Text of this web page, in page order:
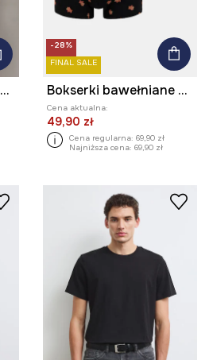
Bokserki bawełniane męskie z elastanem wzorzyste (3-pack)
-28%
FINAL SALE
Bokserki bawełniane męskie z elastanem wzorzyste (2-pack)
Cena aktualna:
49,90 zł
Cena regularna: 69,90 zł
Najniższa cena: 69,90 zł